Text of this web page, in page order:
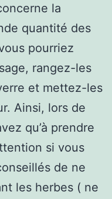
la
quantité des
pourriez
rangez-les
et mettez-les
Ainsi, lors de
qu’à prendre
si vous
de ne
les herbes ( ne